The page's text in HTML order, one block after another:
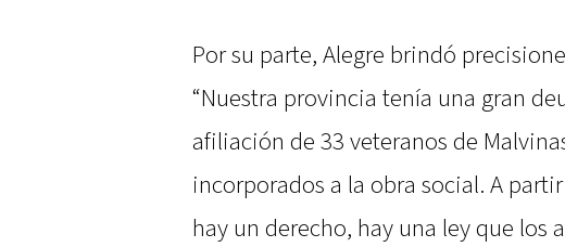
Por su parte, Alegre brindó
“Nuestra provincia tenía una gran
afiliación de 33 veteranos de
incorporados a la obra social. A
hay un derecho, hay una ley que los